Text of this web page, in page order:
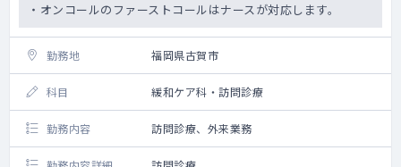
・オンコールのファーストコールはナースが対応します。
勤務地 福岡県古賀市
科目 緩和ケア科・訪問診療
勤務内容 訪問診療、外来業務